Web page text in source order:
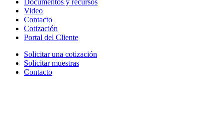
Documentos y recursos
Video
Contacto
Cotización
Portal del Cliente
Solicitar una cotización
Solicitar muestras
Contacto